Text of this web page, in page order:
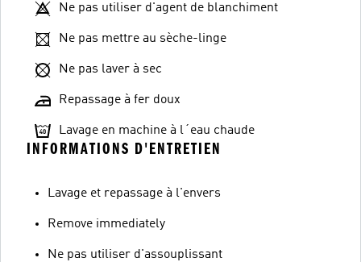
Ne pas utiliser d'agent de blanchiment
Ne pas mettre au sèche-linge
Ne pas laver à sec
Repassage à fer doux
Lavage en machine à l´eau chaude
INFORMATIONS D'ENTRETIEN
Lavage et repassage à l'envers
Remove immediately
Ne pas utiliser d'assouplissant